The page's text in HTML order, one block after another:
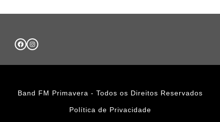
Band FM Primavera - Todos os Direitos Reservados
Política de Privacidade